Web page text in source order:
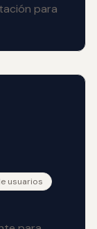
para
usuarios